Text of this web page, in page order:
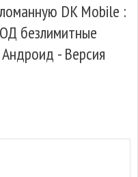
DK Mobile :
безлимитные
- Версия